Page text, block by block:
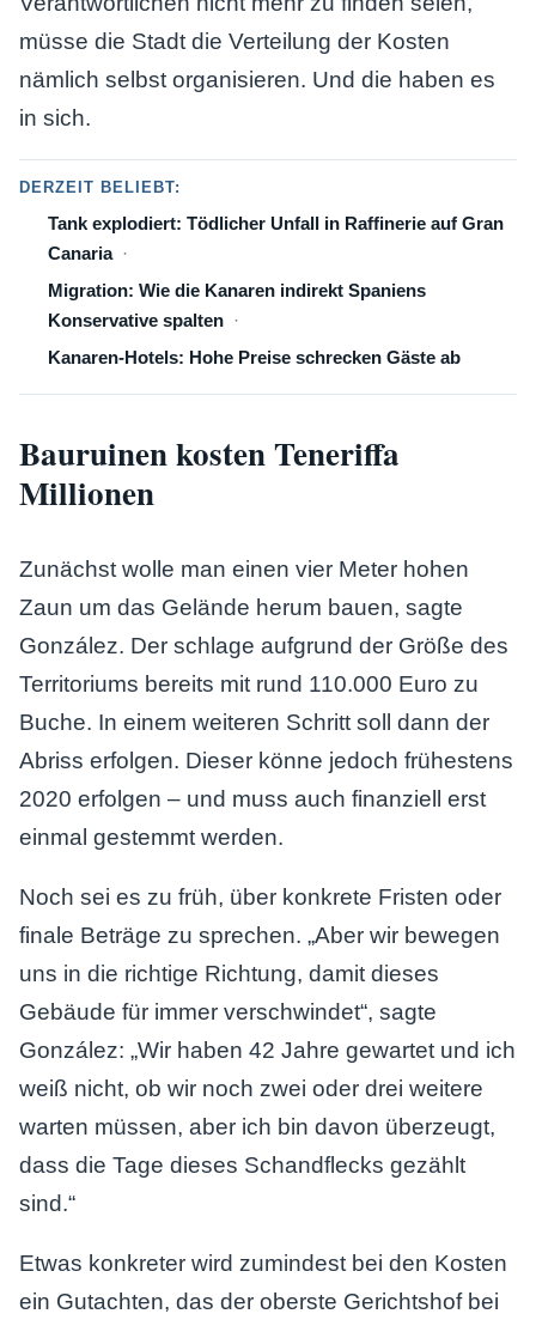
müsse die Stadt die Verteilung der Kosten
nämlich selbst organisieren. Und die haben es
in sich.
DERZEIT BELIEBT:
Tank explodiert: Tödlicher Unfall in Raffinerie auf Gran
Canaria
Migration: Wie die Kanaren indirekt Spaniens
Konservative spalten
Kanaren-Hotels: Hohe Preise schrecken Gäste ab
Bauruinen kosten Teneriffa
Millionen
Zunächst wolle man einen vier Meter hohen
Zaun um das Gelände herum bauen, sagte
González. Der schlage aufgrund der Größe des
Territoriums bereits mit rund 110.000 Euro zu
Buche. In einem weiteren Schritt soll dann der
Abriss erfolgen. Dieser könne jedoch frühestens
2020 erfolgen – und muss auch finanziell erst
einmal gestemmt werden.
Noch sei es zu früh, über konkrete Fristen oder
finale Beträge zu sprechen. „Aber wir bewegen
uns in die richtige Richtung, damit dieses
Gebäude für immer verschwindet“, sagte
González: „Wir haben 42 Jahre gewartet und ich
weiß nicht, ob wir noch zwei oder drei weitere
warten müssen, aber ich bin davon überzeugt,
dass die Tage dieses Schandflecks gezählt
sind.“
Etwas konkreter wird zumindest bei den Kosten
ein Gutachten, das der oberste Gerichtshof bei